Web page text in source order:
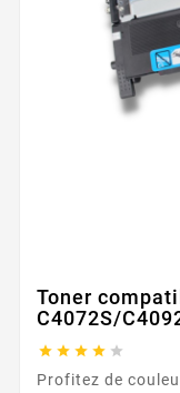
Toner
C4072S/
    
Profitez de